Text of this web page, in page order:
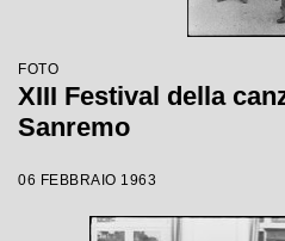
FOTO
XIII Festival della
Sanremo
06 FEBBRAIO 1963